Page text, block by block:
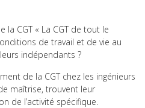
CGT « La CGT de tout le
de travail et de vie au
indépendants ?
de la CGT chez les ingénieurs
maîtrise, trouvent leur
de l’activité spécifique.